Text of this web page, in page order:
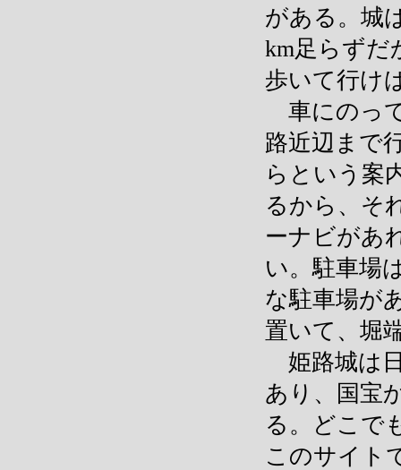
がある。城
km足らずだ
歩いて行け
車にのっ
路近辺まで
らという案
るから、そ
ーナビがあ
い。駐車場
な駐車場が
置いて、堀
姫路城は
あり、国宝
る。どこで
このサイト